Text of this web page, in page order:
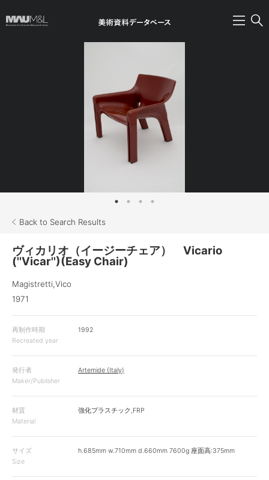
Back to Search Results
ヴィカリオ（イージーチェア） Vicario
(''Vicar'')(Easy Chair)
Magistretti,Vico
1971
再制作時期
Recreated year
1992
発行者
Maker/Publisher
Artemide (Italy)
材質
Material
強化プラスチック,FRP
サイズ
Size
h.685mm w.710mm d.660mm 7600g 座面高:375mm